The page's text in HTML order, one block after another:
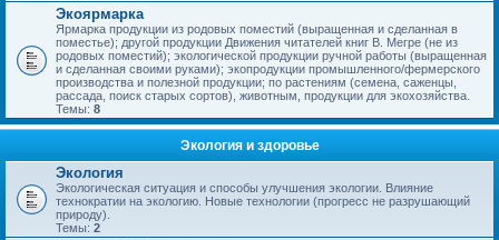
Экоярмарка
Ярмарка продукции из родовых поместий (выращенная и сделанная в
поместье); другой продукции Движения читателей книг В. Мегре (не из
родовых поместий); экологической продукции ручной работы (выращенная
и сделанная своими руками); экопродукции промышленного/фермерского
производства и полезной продукции; по растениям (семена, саженцы,
рассада, поиск старых сортов), животным, продукции для экохозяйства.
Темы: 8
Экология и здоровье
Экология
Экологическая ситуация и способы улучшения экологии. Влияние
технократии на экологию. Новые технологии (прогресс не разрушающий
природу).
Темы: 2